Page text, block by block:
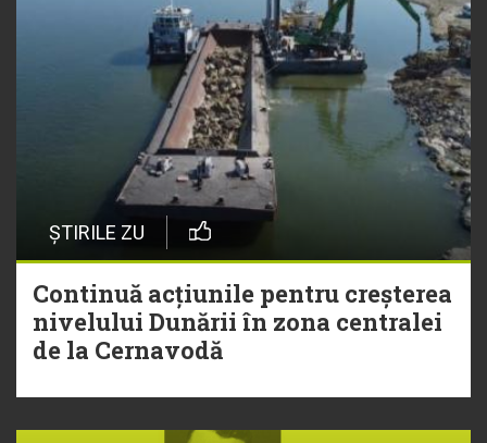
ȘTIRILE ZU
Continuă acțiunile pentru creșterea
nivelului Dunării în zona centralei
de la Cernavodă